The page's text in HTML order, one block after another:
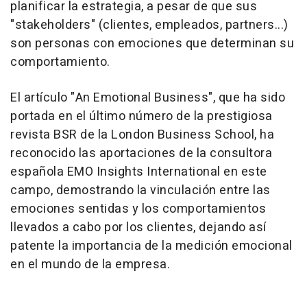
planificar la estrategia, a pesar de que sus
"stakeholders" (clientes, empleados, partners...)
son personas con emociones que determinan su
comportamiento.
El artículo "An Emotional Business", que ha sido
portada en el último número de la prestigiosa
revista BSR de la London Business School, ha
reconocido las aportaciones de la consultora
española EMO Insights International en este
campo, demostrando la vinculación entre las
emociones sentidas y los comportamientos
llevados a cabo por los clientes, dejando así
patente la importancia de la medición emocional
en el mundo de la empresa.